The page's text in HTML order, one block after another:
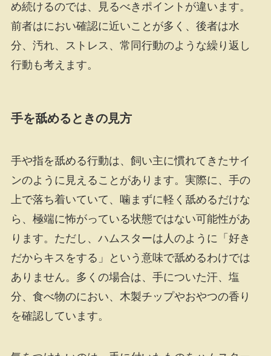
め続けるのでは、見るべきポイントが違います。
前者はにおい確認に近いことが多く、後者は水
分、汚れ、ストレス、常同行動のような繰り返し
行動も考えます。
手を舐めるときの見方
手や指を舐める行動は、飼い主に慣れてきたサイ
ンのように見えることがあります。実際に、手の
上で落ち着いていて、噛まずに軽く舐めるだけな
ら、極端に怖がっている状態ではない可能性があ
ります。ただし、ハムスターは人のように「好き
だからキスをする」という意味で舐めるわけでは
ありません。多くの場合は、手についた汗、塩
分、食べ物のにおい、木製チップやおやつの香り
を確認しています。